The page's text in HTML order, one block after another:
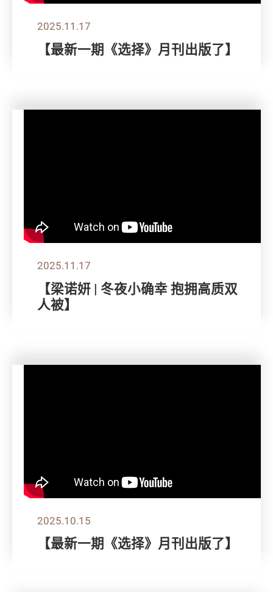
2025.11.17
【最新一期《选择》月刊出版了】
2025.11.17
【梁诺妍 | 冬夜小确幸 抱拥高质双
人被】
2025.10.15
【最新一期《选择》月刊出版了】